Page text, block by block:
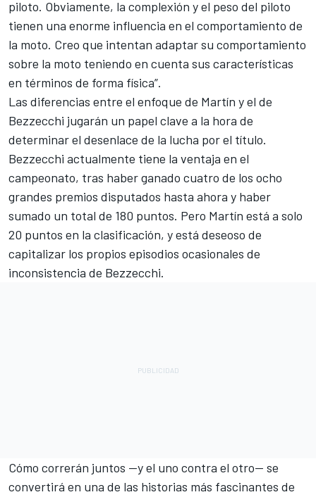
piloto. Obviamente, la complexión y el peso del piloto
tienen una enorme influencia en el comportamiento de
la moto. Creo que intentan adaptar su comportamiento
sobre la moto teniendo en cuenta sus características
en términos de forma física”.
Las diferencias entre el enfoque de Martín y el de
Bezzecchi jugarán un papel clave a la hora de
determinar el desenlace de la lucha por el título.
Bezzecchi actualmente tiene la ventaja en el
campeonato, tras haber ganado cuatro de los ocho
grandes premios disputados hasta ahora y haber
sumado un total de 180 puntos. Pero Martín está a solo
20 puntos en la clasificación, y está deseoso de
capitalizar los propios episodios ocasionales de
inconsistencia de Bezzecchi.
Cómo correrán juntos —y el uno contra el otro— se
convertirá en una de las historias más fascinantes de